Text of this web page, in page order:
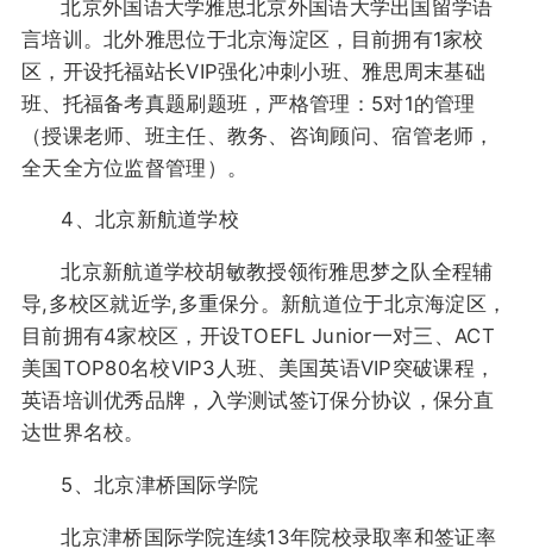
北京外国语大学雅思北京外国语大学出国留学语
言培训。北外雅思位于北京海淀区，目前拥有1家校
区，开设托福站长VIP强化冲刺小班、雅思周末基础
班、托福备考真题刷题班，严格管理：5对1的管理
（授课老师、班主任、教务、咨询顾问、宿管老师，
全天全方位监督管理）。
4、北京新航道学校
北京新航道学校胡敏教授领衔雅思梦之队全程辅
导,多校区就近学,多重保分。新航道位于北京海淀区，
目前拥有4家校区，开设TOEFL Junior一对三、ACT
美国TOP80名校VIP3人班、美国英语VIP突破课程，
英语培训优秀品牌，入学测试签订保分协议，保分直
达世界名校。
5、北京津桥国际学院
北京津桥国际学院连续13年院校录取率和签证率